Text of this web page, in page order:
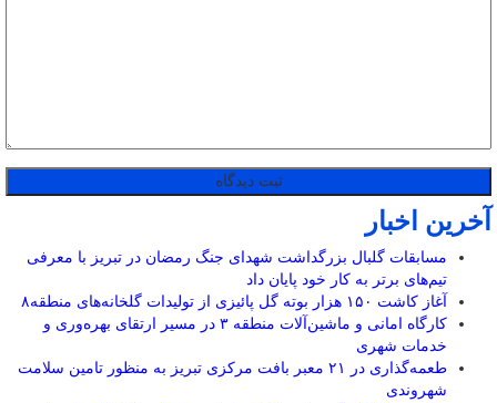
آخرین اخبار
مسابقات گلبال بزرگداشت شهدای جنگ رمضان در تبریز با معرفی
تیم‌های برتر به کار خود پایان داد
آغاز کاشت ۱۵۰ هزار بوته گل پائیزی از تولیدات گلخانه‌های منطقه۸
کارگاه امانی و ماشین‌آلات منطقه ۳ در مسیر ارتقای بهره‌وری و
خدمات شهری
طعمه‌گذاری در ۲۱ معبر بافت مرکزی تبریز به منظور تامین سلامت
شهروندی